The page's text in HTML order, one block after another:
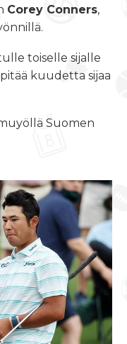
Corey Conners,
toiselle sijalle
kuudetta sijaa
Suomen